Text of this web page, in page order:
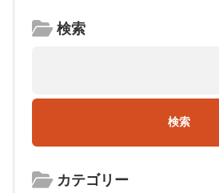
検索
カテゴリー